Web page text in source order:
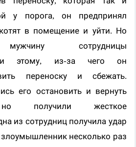
у порога, он предпринял
в помещение и уйти. Но
сотрудницы
этому, из-за чего он
переноску и сбежать.
его остановить и вернуть
получили жесткое
из сотрудниц получила удар
несколько раз